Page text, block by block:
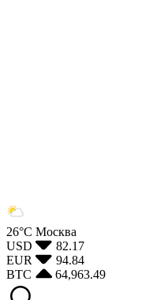
26°С Москва
USD
82.17
EUR
94.84
BTC
64,963.49